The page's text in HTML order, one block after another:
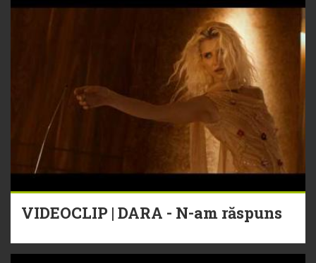
VIDEOCLIP | DARA - N-am răspuns